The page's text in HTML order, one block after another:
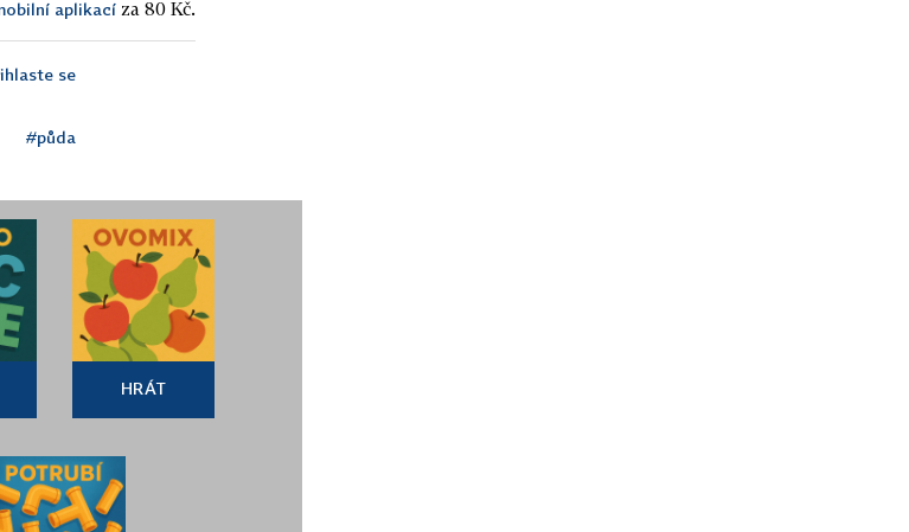
aplikací za 80 Kč.
se
#půda
HRÁT